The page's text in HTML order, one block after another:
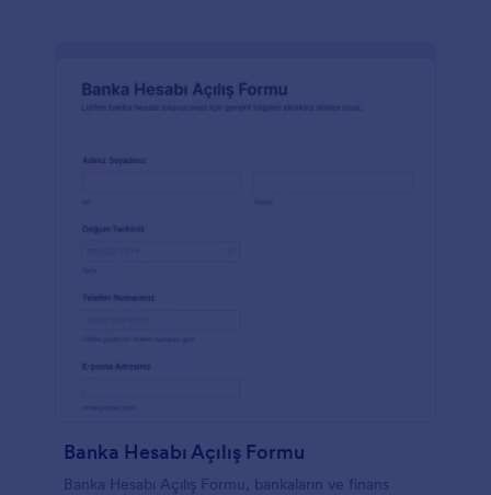
Banka Hesabı Açılış Formu
Banka Hesabı Açılış Formu, bankaların ve finans